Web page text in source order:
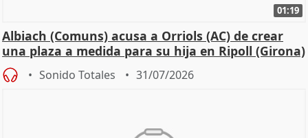
01:19
Albiach (Comuns) acusa a Orriols (AC) de crear
una plaza a medida para su hija en Ripoll (Girona)
Sonido Totales 31/07/2026